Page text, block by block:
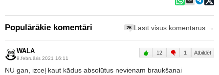
Populārākie komentāri 26 Lasīt visus komentārus →
WALA
9.februāris 2021 16:11
12 1 Atbildēt
NU gan, izceļ kaut kādus absolūtus nevienam braukšanai